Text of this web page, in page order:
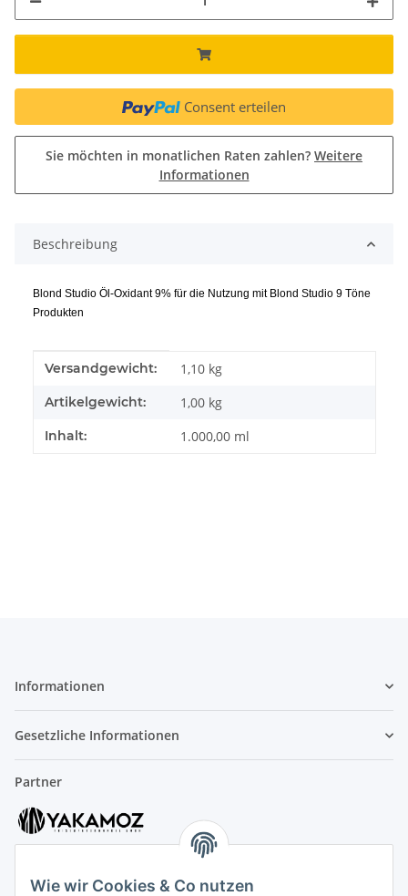
Wie wir Cookies & Co nutzen
Consent erteilen
Sie möchten in monatlichen Raten zahlen? Weitere
Informationen
Beschreibung
Blond Studio Öl-Oxidant 9% für die Nutzung mit Blond Studio 9 Töne
Produkten
Produkteigenschaft
Wert
Versandgewicht: 1,10 kg
Artikelgewicht: 1,00 kg
Inhalt: 1.000,00 ml
Informationen
Gesetzliche Informationen
Partner